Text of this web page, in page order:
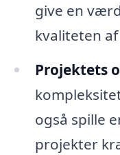
give en
kvaliteten
Projektets
også spille
projekter